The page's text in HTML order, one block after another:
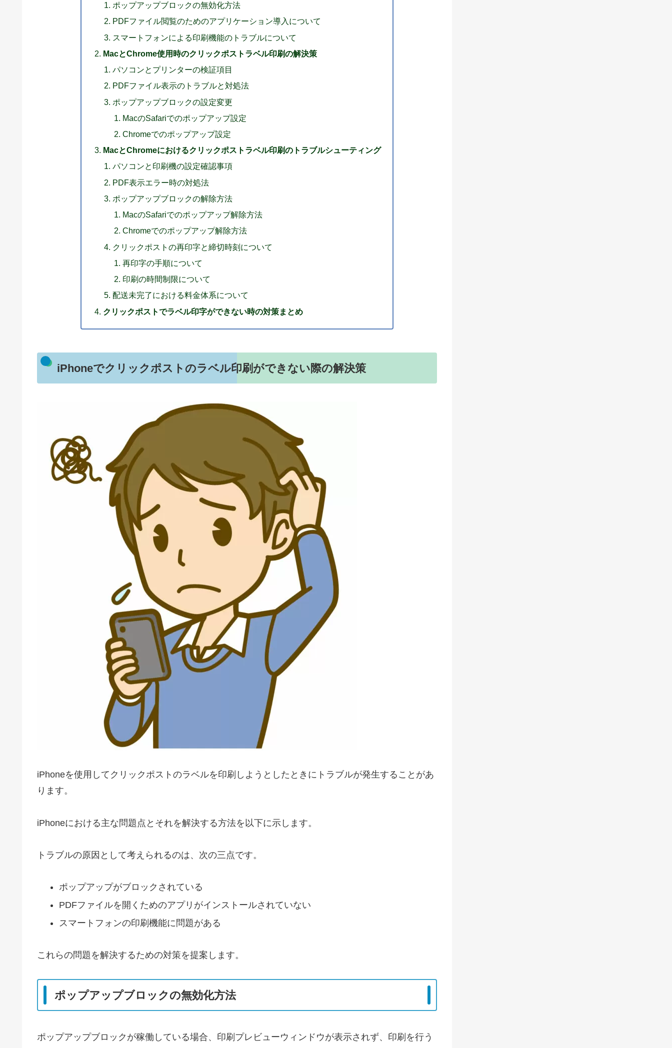
ポップアップブロックの無効化方法
PDFファイル閲覧のためのアプリケーション導入について
スマートフォンによる印刷機能のトラブルについて
MacとChrome使用時のクリックポストラベル印刷の解決策
パソコンとプリンターの検証項目
PDFファイル表示のトラブルと対処法
ポップアップブロックの設定変更
MacのSafariでのポップアップ設定
Chromeでのポップアップ設定
MacとChromeにおけるクリックポストラベル印刷のトラブルシューティング
パソコンと印刷機の設定確認事項
PDF表示エラー時の対処法
ポップアップブロックの解除方法
MacのSafariでのポップアップ解除方法
Chromeでのポップアップ解除方法
クリックポストの再印字と締切時刻について
再印字の手順について
印刷の時間制限について
配送未完了における料金体系について
クリックポストでラベル印字ができない時の対策まとめ
iPhoneでクリックポストのラベル印刷ができない際の解決策
iPhoneを使用してクリックポストのラベルを印刷しようとしたときにトラブルが発生することがあ
ります。
iPhoneにおける主な問題点とそれを解決する方法を以下に示します。
トラブルの原因として考えられるのは、次の三点です。
ポップアップがブロックされている
PDFファイルを開くためのアプリがインストールされていない
スマートフォンの印刷機能に問題がある
これらの問題を解決するための対策を提案します。
ポップアップブロックの無効化方法
ポップアップブロックが稼働している場合、印刷プレビューウィンドウが表示されず、印刷を行う